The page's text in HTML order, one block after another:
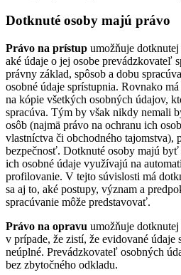
Dotknuté osoby majú právo
Právo na prístup umožňuje
aké údaje o jej osobe prevádzkovateľ
právny základ, spôsob a dobu
osobné údaje sprístupnia. Rovnako
na kópie všetkých osobných údajov,
spracúva. Tým by však nikdy nemali
osôb (najmä právo na ochranu ich
vlastníctva či obchodného tajomstva),
bezpečnosť. Dotknuté osoby majú
ich osobné údaje využívajú na
profilovanie. V tejto súvislosti má
sa aj to, aké postupy, význam a
spracúvanie môže predstavovať.
Právo na opravu umožňuje
v prípade, že zistí, že evidované údaje
neúplné. Prevádzkovateľ osobných
bez zbytočného odkladu.